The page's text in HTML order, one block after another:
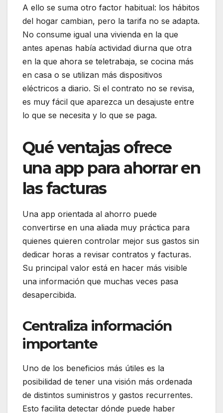
A ello se suma otro factor habitual: los hábitos
del hogar cambian, pero la tarifa no se adapta.
No consume igual una vivienda en la que
antes apenas había actividad diurna que otra
en la que ahora se teletrabaja, se cocina más
en casa o se utilizan más dispositivos
eléctricos a diario. Si el contrato no se revisa,
es muy fácil que aparezca un desajuste entre
lo que se necesita y lo que se paga.
Qué ventajas ofrece
una app para ahorrar en
las facturas
Una app orientada al ahorro puede
convertirse en una aliada muy práctica para
quienes quieren controlar mejor sus gastos sin
dedicar horas a revisar contratos y facturas.
Su principal valor está en hacer más visible
una información que muchas veces pasa
desapercibida.
Centraliza información
importante
Uno de los beneficios más útiles es la
posibilidad de tener una visión más ordenada
de distintos suministros y gastos recurrentes.
Esto facilita detectar dónde puede haber